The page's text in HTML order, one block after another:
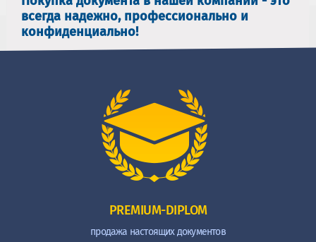
всегда надежно, профессионально и
конфиденциально!
PREMIUM-DIPLOM
продажа настоящих документов